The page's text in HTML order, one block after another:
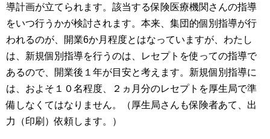
導計画が立てられます。該当する保険医療機関さんの指導
をいつ行うかが検討されます。本来、集団的個別指導が行
われるのが、開業6か月程度とはなっていますが、わたし
は、新規個別指導を行うのは、レセプトを使っての指導で
あるので、開業後１年が目安と考えます。新規個別指導に
は、およそ１０名程度、２ヵ月分のレセプトを厚生局で準
備しなくてはなりません。（厚生局さんも保険者あて、出
力（印刷）依頼します。）
障がい者手帳・難病（特定疾患）申請代行に
ついてのよくある質問（FAQ)
衛生管理計画表の作成（HACCP対応）
補助金・融資 サポート
医療費相談